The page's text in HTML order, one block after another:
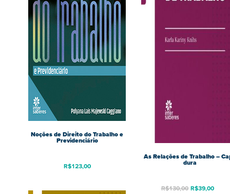
Noções de Direito do Trabalho e
Previdenciário
R$123,00
As Relações de Trabalho –
dura
R$130,00 R$39,00